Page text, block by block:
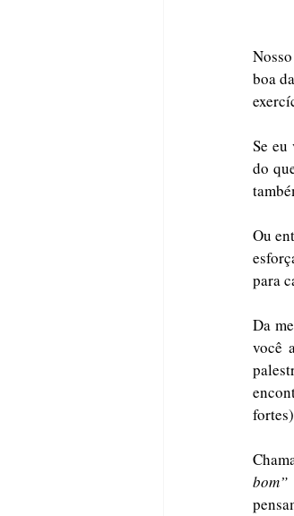
boa
Se
do
Ou
para
Da
você
bom”